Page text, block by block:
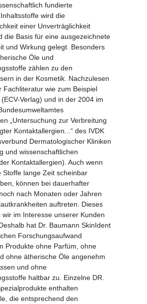
fundierte
wird die
einer Unverträglichkeit
die Basis für eine ausgezeichnete
und Wirkung gelegt. Besonders
Öle und
zählen zu den
in der Kosmetik. Nachzulesen
Fachliteratur wie zum Beispiel
(ECV-Verlag) und in der 2004 im
„Untersuchung zur Verbreitung
Kontaktallergien...“ des IVDK
Dermatologischer Kliniken
und wissenschaftlichen
Kontaktallergien). Auch wenn
Stoffe lange Zeit scheinbar
können bei dauerhafter
nach Monaten oder Jahren
auftreten. Dieses
wir im Interesse unserer Kunden
hat Dr. Baumann SkinIdent
Forschungsaufwand
Produkte ohne Parfüm, ohne
ohne ätherische Öle angenehm
und ohne
haltbar zu. Einzelne DR.
enthalten
die entsprechend den